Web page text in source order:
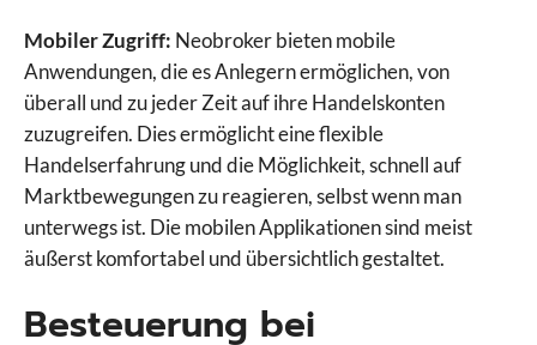
Mobiler Zugriff: Neobroker bieten mobile
Anwendungen, die es Anlegern ermöglichen, von
überall und zu jeder Zeit auf ihre Handelskonten
zuzugreifen. Dies ermöglicht eine flexible
Handelserfahrung und die Möglichkeit, schnell auf
Marktbewegungen zu reagieren, selbst wenn man
unterwegs ist. Die mobilen Applikationen sind meist
äußerst komfortabel und übersichtlich gestaltet.
Besteuerung bei